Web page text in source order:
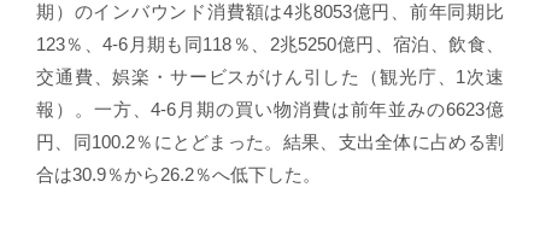
期）のインバウンド消費額は4兆8053億円、前年同期比
123％、4-6月期も同118％、2兆5250億円、宿泊、飲食、
交通費、娯楽・サービスがけん引した（観光庁、1次速
報）。一方、4-6月期の買い物消費は前年並みの6623億
円、同100.2％にとどまった。結果、支出全体に占める割
合は30.9％から26.2％へ低下した。